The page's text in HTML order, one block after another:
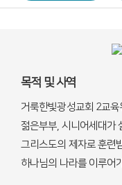
목적 및 사역
거룩한빛광성교회 2교
젊은부부, 시니어세대가
그리스도의 제자로 훈련
하나님의 나라를 이루어